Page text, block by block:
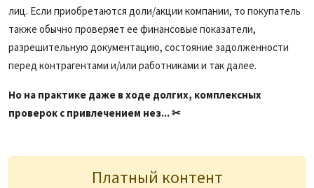
лиц. Если приобретаются доли/акции компании, то покупатель
также обычно проверяет ее финансовые показатели,
разрешительную документацию, состояние задолженности
перед контрагентами и/или работниками и так далее.
Но на практике даже в ходе долгих, комплексных
проверок с привлечением нез... ✂
Платный контент